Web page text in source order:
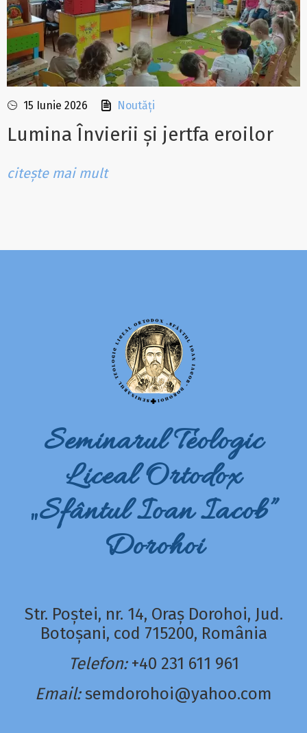
15 Iunie 2026 Noutăți
Lumina Învierii și jertfa eroilor
citește mai mult
Seminarul Teologic
Liceal Ortodox
„Sfântul Ioan Iacob”
Dorohoi
Str. Poștei, nr. 14, Oraș Dorohoi, Jud.
Botoșani, cod 715200, România
Telefon: +40 231 611 961
Email: semdorohoi@yahoo.com